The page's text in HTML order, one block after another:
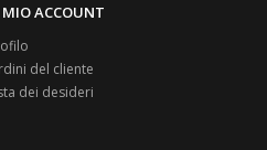
MIO ACCOUNT
del cliente
dei desideri